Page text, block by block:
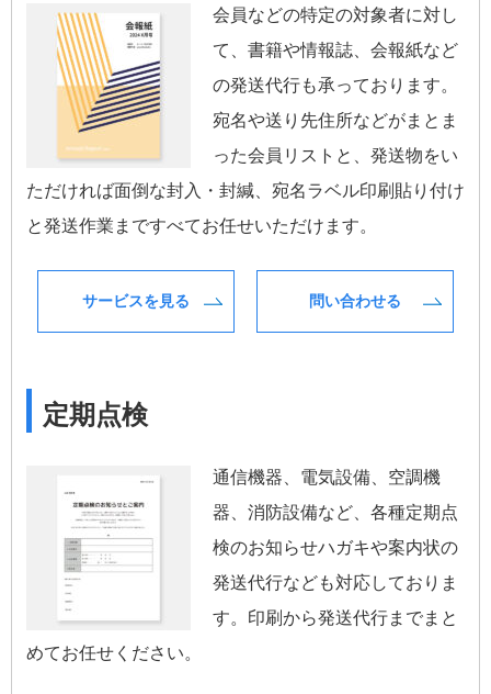
会員などの特定の対象者に対し
て、書籍や情報誌、会報紙など
の発送代行も承っております。
宛名や送り先住所などがまとま
った会員リストと、発送物をい
ただければ面倒な封入・封緘、宛名ラベル印刷貼り付け
と発送作業まですべてお任せいただけます。
サービスを見る 問い合わせる
定期点検
通信機器、電気設備、空調機
器、消防設備など、各種定期点
検のお知らせハガキや案内状の
発送代行なども対応しておりま
す。印刷から発送代行までまと
めてお任せください。